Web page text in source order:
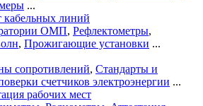
...
кабельных линий
ОМП, Рефлектометры,
, Прожигающие установки ...
сопротивлений, Стандарты и
счетчиков электроэнергии ...
рабочих мест